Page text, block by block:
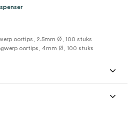
oortips, 2.5mm Ø, 100 stuks
oortips, 4mm Ø, 100 stuks